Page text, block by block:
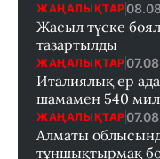
ЖАҢАЛЫҚТАР
Жасыл түске
тазартылды
ЖАҢАЛЫҚТАР
Италиялық ер
шамамен 540
ЖАҢАЛЫҚТАР
Алматы
тұншықтырмақ